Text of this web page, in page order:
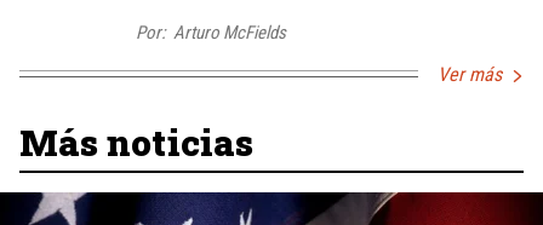
Por: Arturo McFields
Ver más
Más noticias